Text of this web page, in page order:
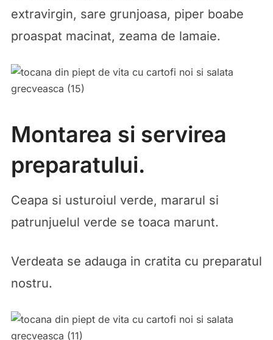
extravirgin, sare grunjoasa, piper boabe
proaspat macinat, zeama de lamaie.
Montarea si servirea
preparatului.
Ceapa si usturoiul verde, mararul si
patrunjuelul verde se toaca marunt.
Verdeata se adauga in cratita cu preparatul
nostru.